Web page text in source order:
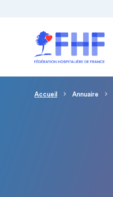
Fil d'Ariane
Accueil Annuaire